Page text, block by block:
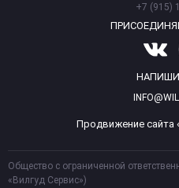
+7 (915)
Продвижение сайта
Общество с ограниченной
«Вилгуд Сервис»)